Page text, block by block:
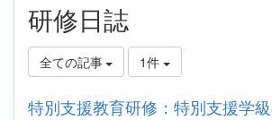
研修日誌
全ての記事 1件
特別支援教育研修：特別支援学